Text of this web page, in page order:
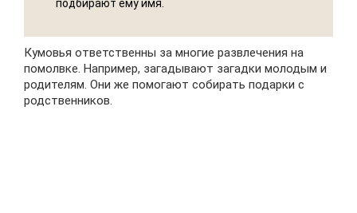
подбирают ему имя.
Кумовья ответственны за многие развлечения на
помолвке. Например, загадывают загадки молодым и
родителям. Они же помогают собирать подарки с
родственников.